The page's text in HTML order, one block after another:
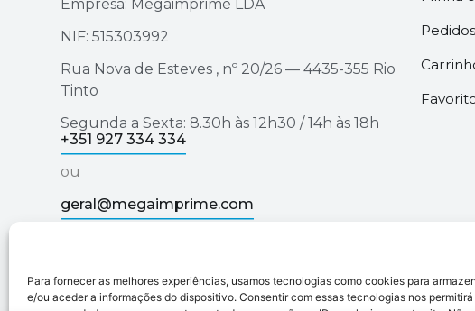
Para fornecer as melhores experiências, usamos tecnologias como cookies para
e/ou aceder a informações do dispositivo. Consentir com essas tecnologias nos permitirá
Empresa: Megaimprime LDA
NIF: 515303992
Rua Nova de Esteves , nº 20/26 — 4435-355 Rio
Tinto
Segunda a Sexta: 8.30h às 12h30 / 14h às 18h
+351 927 334 334
ou
geral@megaimprime.com
Pedidos
Megaimprime © 2025 | Todos os Direitos Reservados –